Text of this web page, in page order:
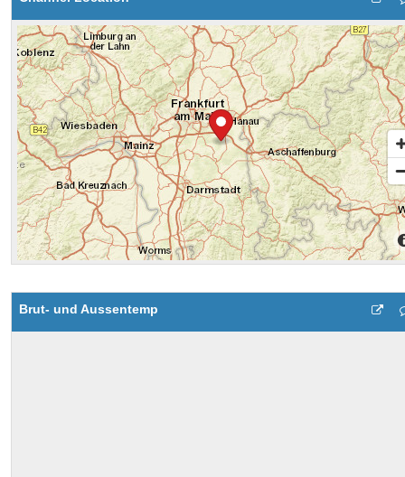
Brut- und Aussentemp